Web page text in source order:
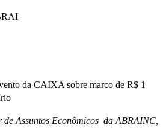
da CAIXA sobre marco de R$ 1
Assuntos Econômicos da ABRAINC,